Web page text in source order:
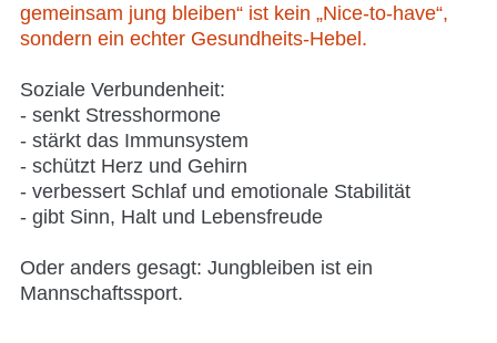
gemeinsam jung bleiben“ ist kein „Nice-to-have“,
sondern ein echter Gesundheits-Hebel.
Soziale Verbundenheit:
- senkt Stresshormone
- stärkt das Immunsystem
- schützt Herz und Gehirn
- verbessert Schlaf und emotionale Stabilität
- gibt Sinn, Halt und Lebensfreude
Oder anders gesagt:Jungbleiben ist ein
Mannschaftssport.